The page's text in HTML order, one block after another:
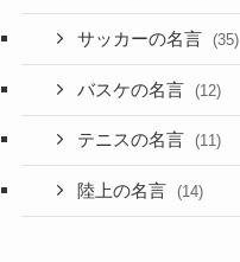
サッカーの名言 (35)
バスケの名言 (12)
テニスの名言 (11)
陸上の名言 (14)